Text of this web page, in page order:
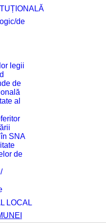
de
legii
de
al
SNA
de
LOCAL